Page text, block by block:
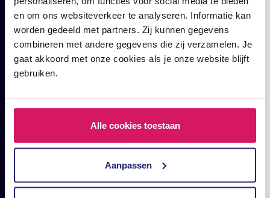
en om ons websiteverkeer te analyseren. Informatie kan
worden gedeeld met partners. Zij kunnen gegevens
combineren met andere gegevens die zij verzamelen. Je
gaat akkoord met onze cookies als je onze website blijft
gebruiken.
Alle cookies toestaan
Aanpassen
RELATED
Lees hier jouw dagelijkse
portie digital marketing;
blogs, cases en artikelen.